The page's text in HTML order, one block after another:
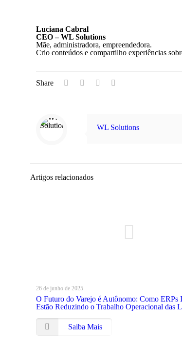
Luciana Cabral
CEO – WL Solutions
Mãe, administradora, empreendedora.
Crio conteúdos e compartilho experiências
Share
WL Solutions
Artigos relacionados
26 de junho de 2025
O Futuro do Varejo é Autônomo: Como ERPs
Estão Reduzindo o Trabalho Operacional das
Saiba Mais